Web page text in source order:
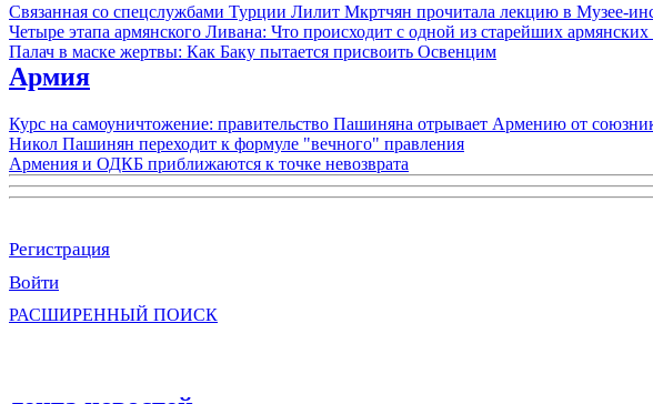
Связанная со спецслужбами Турции Лилит Мкртчян прочитала лекцию в Музее-
Четыре этапа армянского Ливана: Что происходит с одной из старейших
Палач в маске жертвы: Как Баку пытается присвоить Освенцим
Армия
Курс на самоуничтожение: правительство Пашиняна отрывает Армению от
Никол Пашинян переходит к формуле "вечного" правления
Армения и ОДКБ приближаются к точке невозврата
Регистрация
Войти
РАСШИРЕННЫЙ ПОИСК